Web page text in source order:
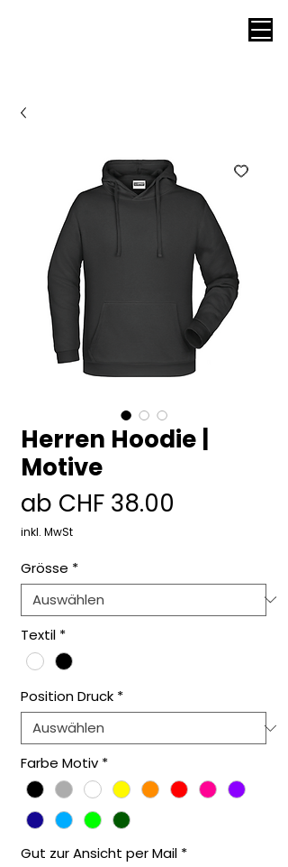
Herren Hoodie |
Motive
ab CHF 38.00
inkl. MwSt
Grösse *
Textil *
Position Druck *
Farbe Motiv *
Gut zur Ansicht per Mail *